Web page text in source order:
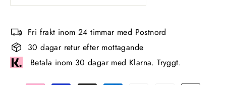
Fri frakt inom 24 timmar med Postnord
30 dagar retur efter mottagande
Betala inom 30 dagar med Klarna. Tryggt.